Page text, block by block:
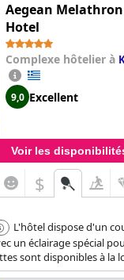
Aegean Melathron
Hotel
Complexe hôtelier à
9,0 Excellent
Voir les
$
L'hôtel dispose d'un
un éclairage spécial
sont disponibles à la
être réservées.